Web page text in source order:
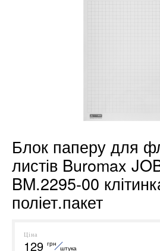
Блок паперу для
листів Buromax
BM.2295-00
поліет.пакет
Ціна
129 грн
штука